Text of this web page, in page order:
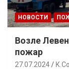
НОВОСТИ
Возле
пожар
27.07.2024